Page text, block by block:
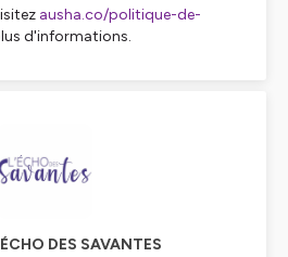
ausha.co/politique-de-
d'informations.
DES SAVANTES